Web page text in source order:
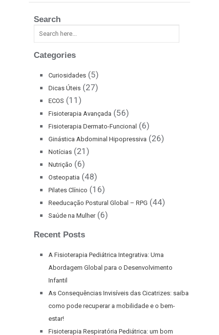
Search
Categories
Curiosidades (5)
Dicas Úteis (27)
ECOS (11)
Fisioterapia Avançada (56)
Fisioterapia Dermato-Funcional (6)
Ginástica Abdominal Hipopressiva (26)
Notícias (21)
Nutrição (6)
Osteopatia (48)
Pilates Clínico (16)
Reeducação Postural Global – RPG (44)
Saúde na Mulher(6)
Recent Posts
A Fisioterapia Pediátrica Integrativa: Uma
Abordagem Global para o Desenvolvimento
Infantil
As Consequências Invisíveis das Cicatrizes: saiba
como pode recuperar a mobilidade e o bem-
estar!
Fisioterapia Respiratória Pediátrica: um bom